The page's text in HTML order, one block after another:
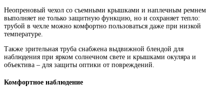
Неопреновый чехол со съемными крышками и наплечным ремнем
выполняет не только защитную функцию, но и сохраняет тепло:
трубой в чехле можно комфортно пользоваться даже при низкой
температуре.
Также зрительная труба снабжена выдвижной блендой для
наблюдения при ярком солнечном свете и крышками окуляра и
объектива – для защиты оптики от повреждений.
Комфортное наблюдение